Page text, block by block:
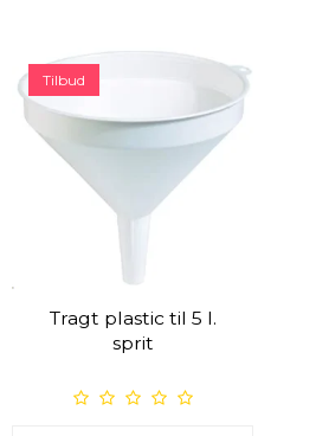
Tilbud
Tragt plastic til 5 l.
sprit